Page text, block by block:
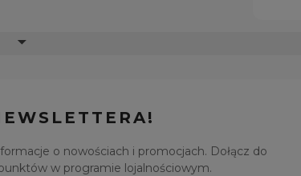
o nowościach i promocjach. Dołącz do
w programie lojalnościowym.